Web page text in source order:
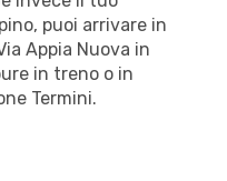
puoi arrivare in
Appia Nuova in
in treno o in
Termini.